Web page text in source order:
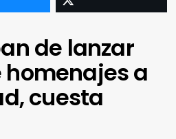
de lanzar
a
cuesta